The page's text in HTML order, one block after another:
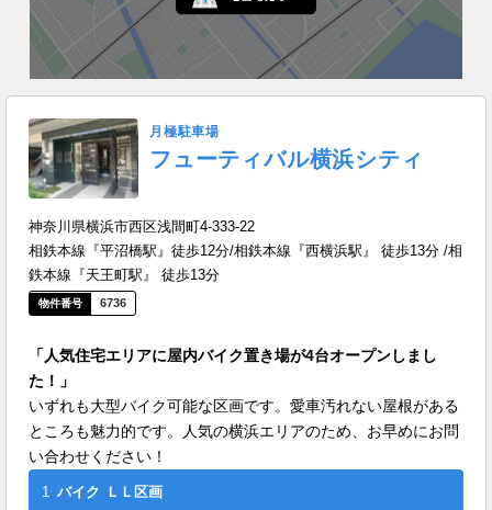
月極駐車場
フューティバル横浜シティ
神奈川県横浜市西区浅間町4-333-22
相鉄本線『平沼橋駅』徒歩12分/相鉄本線『西横浜駅』 徒歩13分 /相
鉄本線『天王町駅』 徒歩13分
6736
「人気住宅エリアに屋内バイク置き場が4台オープンしまし
た！」
いずれも大型バイク可能な区画です。愛車汚れない屋根がある
ところも魅力的です。人気の横浜エリアのため、お早めにお問
い合わせください！
1 バイク ＬＬ区画